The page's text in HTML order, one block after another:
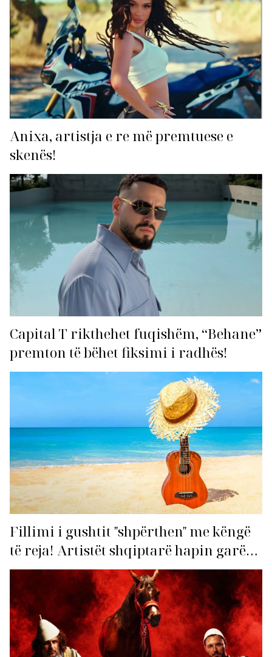
Anixa, artistja e re më premtuese e
skenës!
Capital T rikthehet fuqishëm, “Behane”
premton të bëhet fiksimi i radhës!
Fillimi i gushtit "shpërthen" me këngë
të reja! Artistët shqiptarë hapin garën
për hitin e verës!